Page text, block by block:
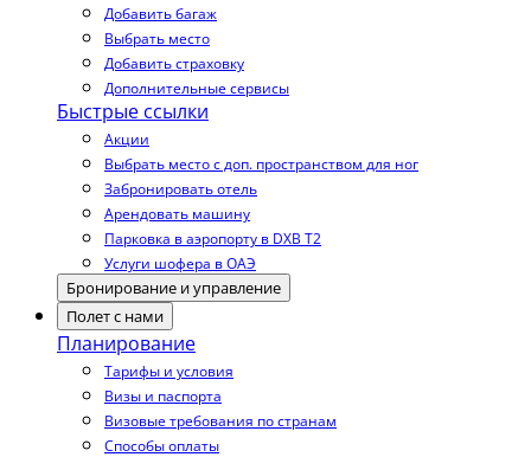
Добавить багаж
Выбрать место
Добавить страховку
Дополнительные сервисы
Быстрые ссылки
Акции
Выбрать место с доп. пространством для ног
Забронировать отель
Арендовать машину
Парковка в аэропорту в DXB T2
Услуги шофера в ОАЭ
Бронирование и управление
Полет с нами
Планирование
Тарифы и условия
Визы и паспорта
Визовые требования по странам
Способы оплаты